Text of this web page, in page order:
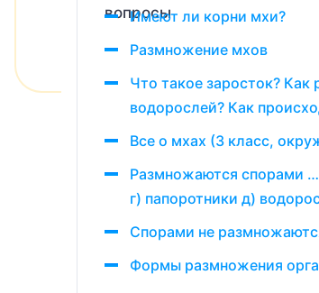
Имеют ли корни мхи?
Размножение мхов
Что такое заросток?
водорослей? Как
Все о мхах (3 класс,
Размножаются спорами
г) папоротники д)
Спорами не
Формы размножения